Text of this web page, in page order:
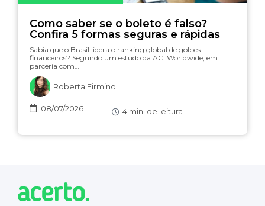
Como saber se o boleto é falso?
Confira 5 formas seguras e rápidas
Sabia que o Brasil lidera o ranking global de golpes
financeiros? Segundo um estudo da ACI Worldwide, em
parceria com…
Roberta Firmino
08/07/2026 4 min. de leitura